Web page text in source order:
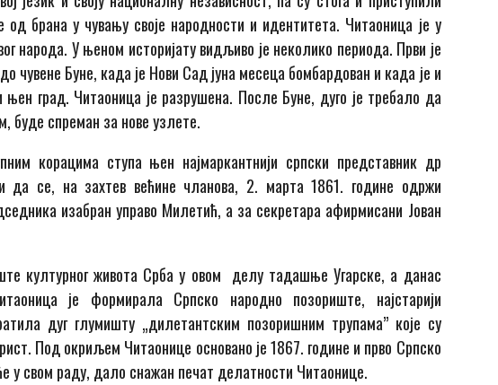
брана у чувању своје народности и идентитета. Читаоница је у
народа. У њеном историјату видљиво је неколико периода. Први је
чувене Буне, када је Нови Сад јуна месеца бомбардован и када је и
град. Читаоница је разрушена. После Буне, дуго је требало да
буде спреман за нове узлете.
корацима ступа њен најмаркантнији српски представник др
да се, на захтев већине чланова, 2. марта 1861. године одржи
изабран управо Милетић, а за секретара афирмисани Јован
културног живота Срба у овом делу тадашње Угарске, а данас
је формирала Српско народно позориште, најстарији
дуг глумишту „дилетантским позоришним трупама” које су
Под окриљем Читаонице основано је 1867. године и прво Српско
у свом раду, дало снажан печат делатности Читаонице.